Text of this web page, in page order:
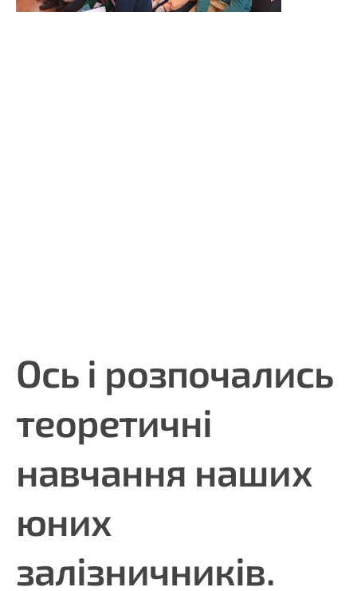
Ось і розпочались
теоретичні
навчання наших
юних
залізничників.